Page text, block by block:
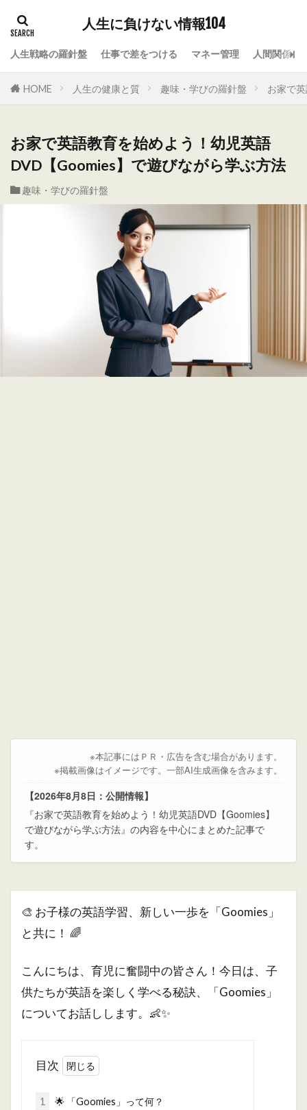
人生に負けない情報104
人生戦略の羅針盤 仕事で差をつける マネー管理 人間関係の
HOME 人生の健康と質 趣味・学びの羅針盤 お家で
お家で英語教育を始めよう！幼児英語
DVD【Goomies】で遊びながら学ぶ方法
趣味・学びの羅針盤
※本記事にはＰＲ・広告を含む場合があります。
※掲載画像はイメージです。一部AI生成画像を含みます。
【2026年8月8日：公開情報】
『お家で英語教育を始めよう！幼児英語DVD【Goomies】
で遊びながら学ぶ方法』の内容を中心にまとめた記事で
す。
🎨 お子様の英語学習、新しい一歩を「Goomies」
と共に！ 🌈
こんにちは、育児に奮闘中の皆さん！今日は、子
供たちが英語を楽しく学べる秘訣、「Goomies」
についてお話しします。👶✨
目次
1 🌟 「Goomies」って何？